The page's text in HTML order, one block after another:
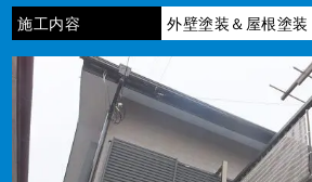
施工内容
外壁塗装＆屋根塗装